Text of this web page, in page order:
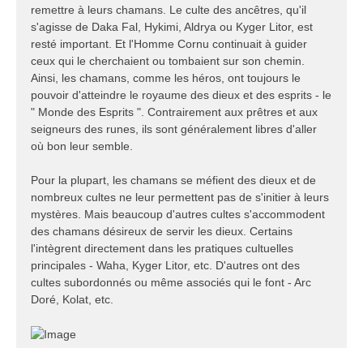
remettre à leurs chamans. Le culte des ancêtres, qu'il
s'agisse de Daka Fal, Hykimi, Aldrya ou Kyger Litor, est
resté important. Et l'Homme Cornu continuait à guider
ceux qui le cherchaient ou tombaient sur son chemin.
Ainsi, les chamans, comme les héros, ont toujours le
pouvoir d'atteindre le royaume des dieux et des esprits - le
" Monde des Esprits ". Contrairement aux prêtres et aux
seigneurs des runes, ils sont généralement libres d'aller
où bon leur semble.
Pour la plupart, les chamans se méfient des dieux et de
nombreux cultes ne leur permettent pas de s'initier à leurs
mystères. Mais beaucoup d'autres cultes s'accommodent
des chamans désireux de servir les dieux. Certains
l'intègrent directement dans les pratiques cultuelles
principales - Waha, Kyger Litor, etc. D'autres ont des
cultes subordonnés ou même associés qui le font - Arc
Doré, Kolat, etc.